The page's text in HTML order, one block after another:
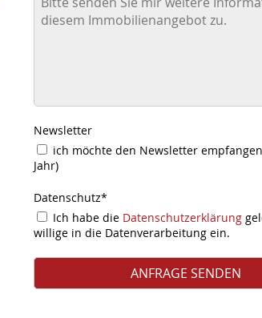
Newsletter
ich möchte den Newsletter
Jahr)
Datenschutz*
Ich habe die Datenschutzerklärung
willige in die Datenverarbeitung ein.